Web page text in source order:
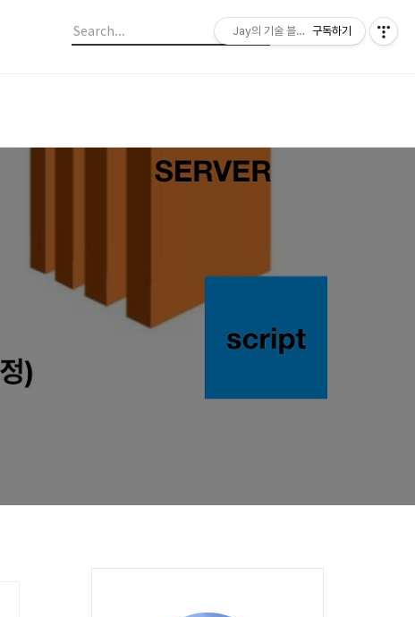
Jay의 기술 블로그구독하기